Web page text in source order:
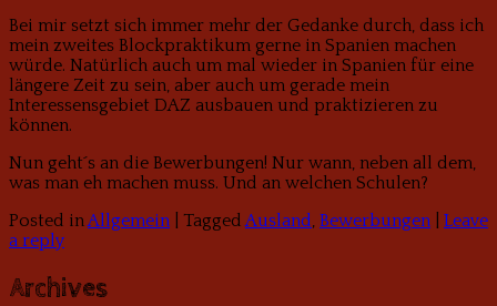
Bei mir setzt sich immer mehr der Gedanke durch, dass ich
mein zweites Blockpraktikum gerne in Spanien machen
würde. Natürlich auch um mal wieder in Spanien für eine
längere Zeit zu sein, aber auch um gerade mein
Interessensgebiet DAZ ausbauen und praktizieren zu
können.
Nun geht´s an die Bewerbungen! Nur wann, neben all dem,
was man eh machen muss. Und an welchen Schulen?
Posted inAllgemein Tagged Ausland, Bewerbungen
Leave
a reply
Archives